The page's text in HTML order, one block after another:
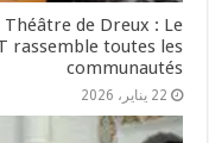
de Dreux : Le
rassemble toutes les
communautés
22 يناير، 2026